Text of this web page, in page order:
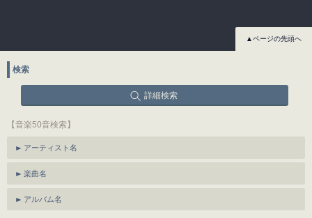
▲ページの先頭へ
検索
詳細検索
【音楽50音検索】
アーティスト名
楽曲名
アルバム名